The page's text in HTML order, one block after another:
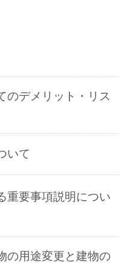
のデメリット・リス
いて
重要事項説明につい
の用途変更と建物の